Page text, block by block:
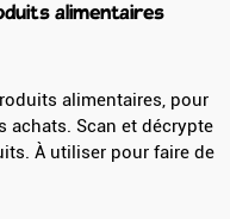
alimentaires
alimentaires, pour
achats. Scan et décrypte
À utiliser pour faire de